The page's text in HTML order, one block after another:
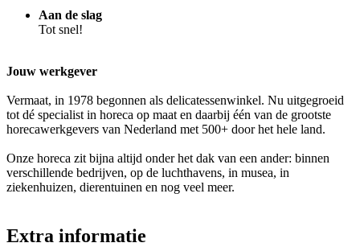
Aan de slag
Tot snel!
Jouw werkgever
Vermaat, in 1978 begonnen als delicatessenwinkel. Nu uitgegroeid
tot dé specialist in horeca op maat en daarbij één van de grootste
horecawerkgevers van Nederland met 500+ door het hele land.
Onze horeca zit bijna altijd onder het dak van een ander: binnen
verschillende bedrijven, op de luchthavens, in musea, in
ziekenhuizen, dierentuinen en nog veel meer.
Extra informatie